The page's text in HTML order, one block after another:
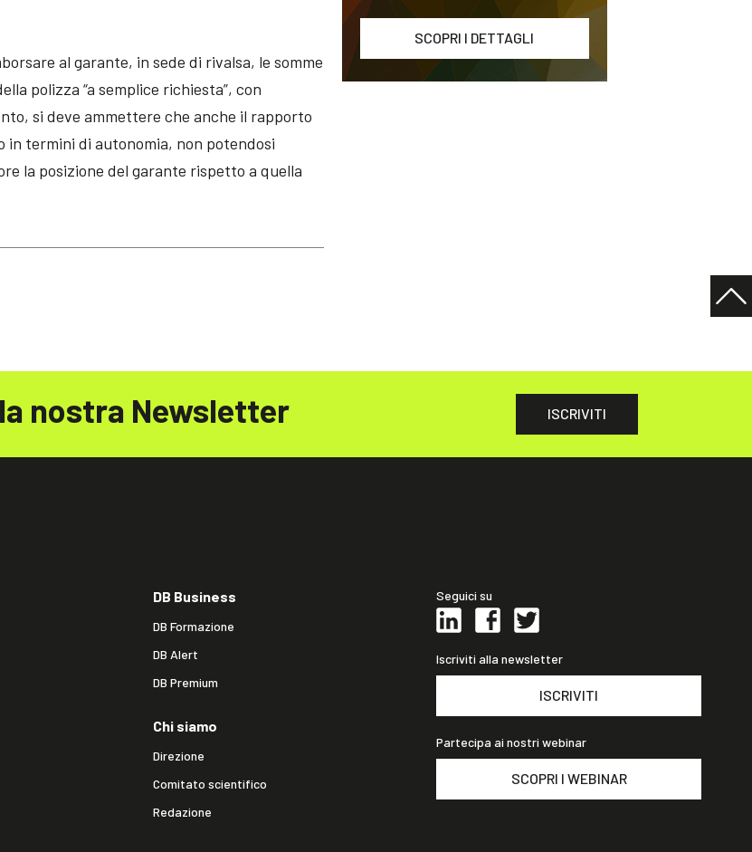
al garante, in sede di rivalsa, le somme
polizza “a semplice richiesta”, con
si deve ammettere che anche il rapporto
termini di autonomia, non potendosi
la posizione del garante rispetto a quella
SCOPRI I DETTAGLI
nostra Newsletter ISCRIVITI
DB Business
DB Formazione
DB Alert
DB Premium
Chi siamo
Direzione
Comitato scientifico
Redazione
Seguici su
Iscriviti alla newsletter
ISCRIVITI
Partecipa ai nostri webinar
SCOPRI I WEBINAR